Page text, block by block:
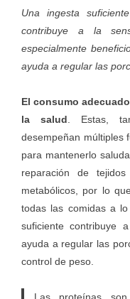
Una ingesta
contribuye a la
especialmente
ayuda a regular las
El consumo
la salud . Estas,
desempeñan múltiples
para mantenerlo
reparación de
metabólicos, por lo
todas las comidas a
suficiente contribuye
ayuda a regular las
control de peso.